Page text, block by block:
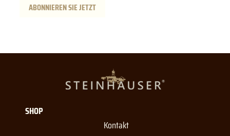
ABONNIEREN SIE JETZT
SHOP
Kontakt